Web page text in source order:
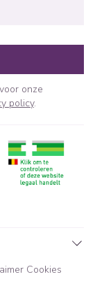
onze
policy.
Cookies